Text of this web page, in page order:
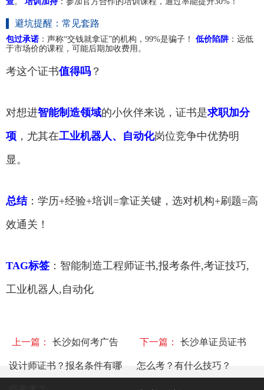
避坑提醒：常见套路
包过承诺 ：声称“交钱就拿证”的机构，99%是骗子！ 低价陷阱：远低
于市场价的课程，可能后期加收费用。
考这个证书值得吗 ？
对想进智能制造领域的小伙伴来说，证书是求职加分
项 ，尤其在工业机器人、自动化岗位竞争中优势明
显。
总结：学历+经验+培训=拿证关键，选对机构+刷题=高
效通关！
TAG标签 ：智能制造工程师证书,报考条件,考证技巧,
工业机器人,自动化
上一篇： 长沙如何考广告
设计师证书？报名条件有哪
下一篇： 长沙单证员证书
怎么考？有什么技巧？